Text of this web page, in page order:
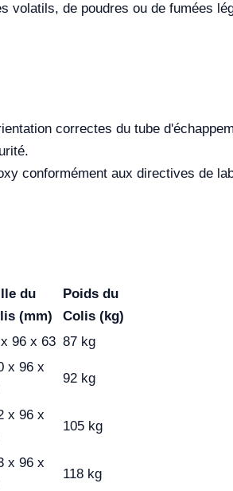
volatils, de poudres ou de fumées
correctes du tube
conformément aux directives de
du
(mm)
Poids du
Colis (kg)
96 x 63 87 kg
x 96 x
92 kg
x 96 x
105 kg
x 96 x
118 kg